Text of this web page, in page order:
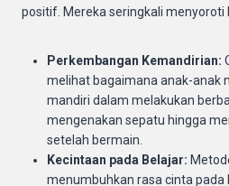
positif. Mereka seringkali menyoroti
Perkembangan Kemandirian:
melihat bagaimana anak-anak
mandiri dalam melakukan
mengenakan sepatu hingga
setelah bermain.
Kecintaan pada Belajar:
menumbuhkan rasa cinta pada